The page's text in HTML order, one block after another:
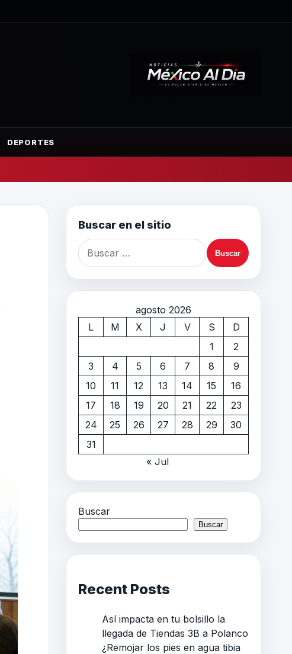
DEPORTES
Buscar en el sitio
agosto 2026
L
M X J V S
D
1
2
3
4 5 6 7 8
9
10
11 12 13 14 15
16
17
18 19 20 21 22
23
24
25 26 27 28 29
30
31
« Jul
Buscar
Buscar
Recent Posts
Así impacta en tu bolsillo la
llegada de Tiendas 3B a Polanco
¿Remojar los pies en agua tibia